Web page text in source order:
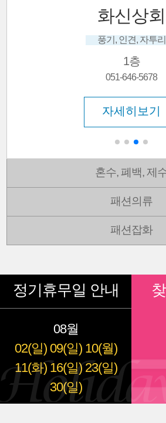
화신상회
풍기, 인견, 자투리
1층
051-646-5678
자세히보기
혼수, 폐백, 제
패션의류
패션잡화
정기휴무일 안내
08월
02(일) 09(일) 10(월)
11(화) 16(일) 23(일)
30(일)